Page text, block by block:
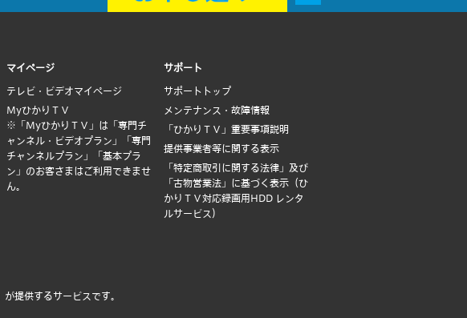
マイページ
テレビ・ビデオマイページ
MyひかりＴＶ
※「MyひかりＴＶ」は「専門チ
ャンネル・ビデオプラン」「専門
チャンネルプラン」「基本プラ
ン」のお客さまはご利用できませ
ん。
サポート
サポートトップ
メンテナンス・故障情報
「ひかりＴＶ」重要事項説明
提供事業者等に関する表示
「特定商取引に関する法律」及び
「古物営業法」に基づく表示（ひ
かりＴＶ対応録画用HDD レンタ
ルサービス）
が提供するサービスです。